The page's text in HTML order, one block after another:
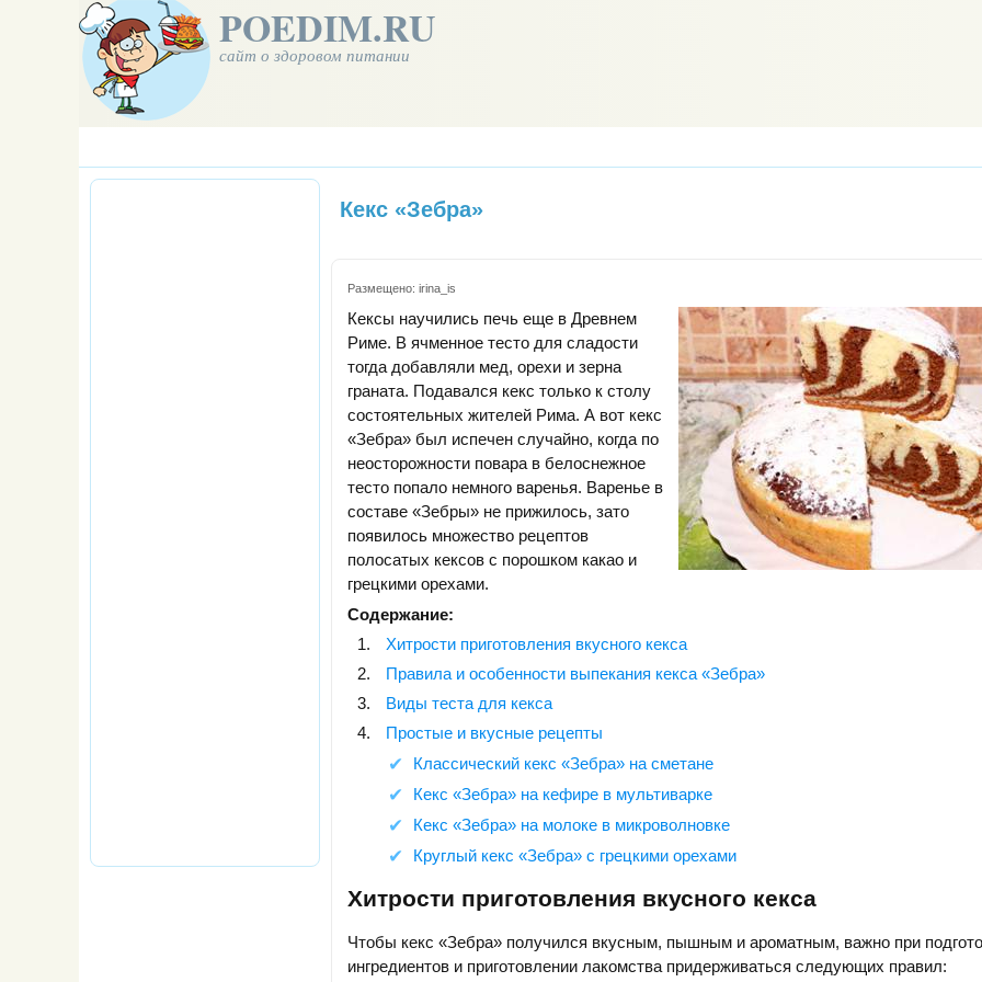
POEDIM.RU
сайт о здоровом питании
Кекс «Зебра»
Размещено: irina_is
Кексы научились печь еще в Древнем
Риме. В ячменное тесто для сладости
тогда добавляли мед, орехи и зерна
граната. Подавался кекс только к столу
состоятельных жителей Рима. А вот кекс
«Зебра» был испечен случайно, когда по
неосторожности повара в белоснежное
тесто попало немного варенья. Варенье в
составе «Зебры» не прижилось, зато
появилось множество рецептов
полосатых кексов с порошком какао и
грецкими орехами.
Содержание:
Хитрости приготовления вкусного кекса
Правила и особенности выпекания кекса «Зебра»
Виды теста для кекса
Простые и вкусные рецепты
Классический кекс «Зебра» на сметане
Кекс «Зебра» на кефире в мультиварке
Кекс «Зебра» на молоке в микроволновке
Круглый кекс «Зебра» с грецкими орехами
Хитрости приготовления вкусного кекса
Чтобы кекс «Зебра» получился вкусным, пышным и ароматным, важно при
ингредиентов и приготовлении лакомства придерживаться следующих правил: